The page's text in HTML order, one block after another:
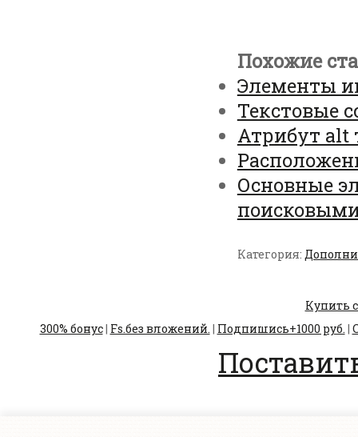
Похожие
Элементы
Текстовые
Атрибут alt
Основные
Категория:
Купить
300% бонус| Fs.без вложений. | Подпишись+1000 руб. |